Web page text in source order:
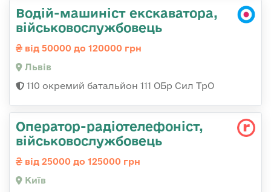
Водій-машиніст екскаватора,
військовослужбовець
від 50000 до 120000 грн
Львів
110 окремий батальйон 111 ОБр Сил ТрО
Оператор-радіотелефоніст,
військовослужбовець
від 25000 до 125000 грн
Київ